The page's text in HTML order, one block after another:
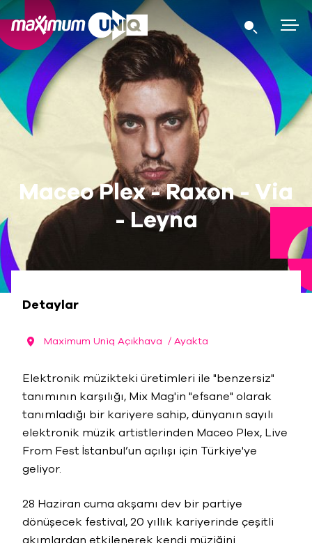
Maceo Plex - Raxon - Via
- Leyna
Detaylar
Maximum Uniq Açıkhava / Ayakta
Elektronik müzikteki üretimleri ile "benzersiz"
tanımının karşılığı, Mix Mag'in "efsane" olarak
tanımladığı bir kariyere sahip, dünyanın sayılı
elektronik müzik artistlerinden Maceo Plex, Live
From Fest İstanbul’un açılışı için Türkiye'ye
geliyor.
28 Haziran cuma akşamı dev bir partiye
dönüşecek festival, 20 yıllık kariyerinde çeşitli